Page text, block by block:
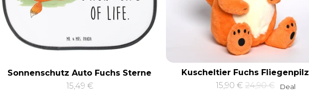
Sonnenschutz Auto Fuchs Sterne
15,49 €
Kuscheltier Fuchs Fliegenpilz
15,90 € Normaler
24,90 € Deal